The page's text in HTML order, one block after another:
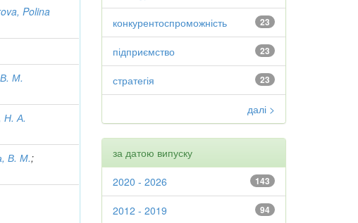
Polina
М.
Н. А.
В. М.;
23
конкурентоспроможність
23
підприємство
23
стратегія
далі >
за датою випуску
143
2020 - 2026
94
2012 - 2019